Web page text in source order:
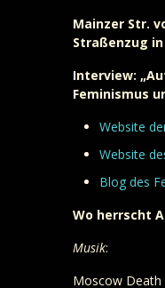
Mainzer Str.
Straßenzug
Interview:
Feminismus
Website
Website
Blog des
Wo herrscht
Musik:
Moscow Death